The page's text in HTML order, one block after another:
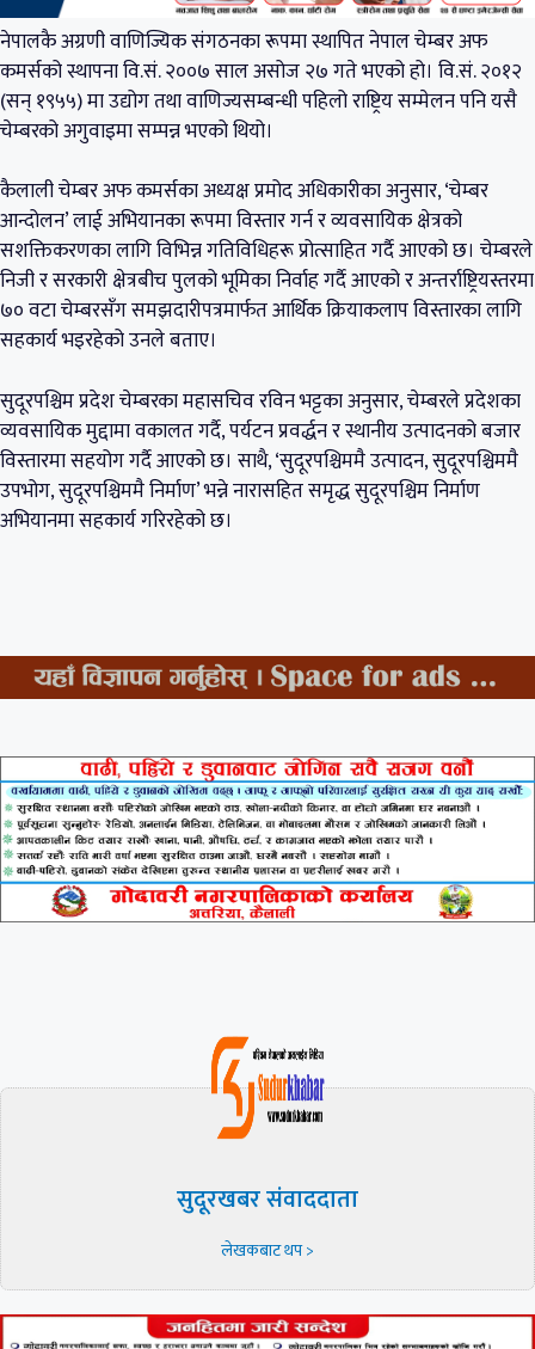
नेपालकै अग्रणी वाणिज्यिक संगठनका रूपमा स्थापित नेपाल चेम्बर अफ
कमर्सको स्थापना वि.सं. २००७ साल असोज २७ गते भएको हो। वि.सं. २०१२
(सन् १९५५) मा उद्योग तथा वाणिज्यसम्बन्धी पहिलो राष्ट्रिय सम्मेलन पनि यसै
चेम्बरको अगुवाइमा सम्पन्न भएको थियो।
कैलाली चेम्बर अफ कमर्सका अध्यक्ष प्रमोद अधिकारीका अनुसार, ‘चेम्बर
आन्दोलन’ लाई अभियानका रूपमा विस्तार गर्न र व्यवसायिक क्षेत्रको
सशक्तिकरणका लागि विभिन्न गतिविधिहरू प्रोत्साहित गर्दै आएको छ। चेम्बरले
निजी र सरकारी क्षेत्रबीच पुलको भूमिका निर्वाह गर्दै आएको र अन्तर्राष्ट्रियस्तरमा
७० वटा चेम्बरसँग समझदारीपत्रमार्फत आर्थिक क्रियाकलाप विस्तारका लागि
सहकार्य भइरहेको उनले बताए।
सुदूरपश्चिम प्रदेश चेम्बरका महासचिव रविन भट्टका अनुसार, चेम्बरले प्रदेशका
व्यवसायिक मुद्दामा वकालत गर्दै, पर्यटन प्रवर्द्धन र स्थानीय उत्पादनको बजार
विस्तारमा सहयोग गर्दै आएको छ। साथै, ‘सुदूरपश्चिममै उत्पादन, सुदूरपश्चिममै
उपभोग, सुदूरपश्चिममै निर्माण’ भन्ने नारासहित समृद्ध सुदूरपश्चिम निर्माण
अभियानमा सहकार्य गरिरहेको छ।
सुदूरखबर संवाददाता
लेखकबाट थप >